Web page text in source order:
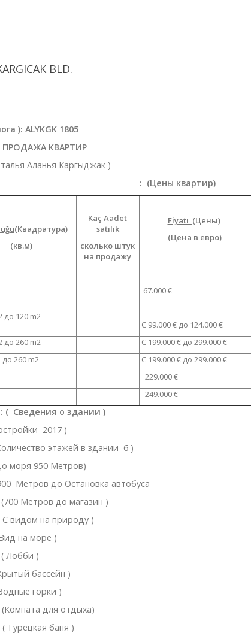
BLD.
): ALYKGK 1805
/ ПРОДАЖА КВАРТИР
(Анталья Аланья Каргыджак )
: (Цены квартир)
(Квадратура)
(кв.м)
Kaç Aadet
satılık
сколько штук
на продажу
Fiyatı (Цены)
(Цена в евро)
67.000 €
до 120 m2
С 99.000 € до 124.000 €
до 260 m2
С 199.000 € до 299.000 €
до 260 m2
С 199.000 € до 299.000 €
229.000 €
249.000 €
( Сведения о здании )
2017 )
этажей в здании 6 )
950 Метров)
Метров до Остановка автобуса
до магазин )
на природу )
на море )
)
бассейн )
горки )
для отдыха)
баня )